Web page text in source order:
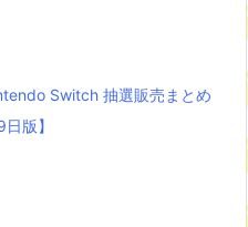
Switch 抽選販売まとめ
版】